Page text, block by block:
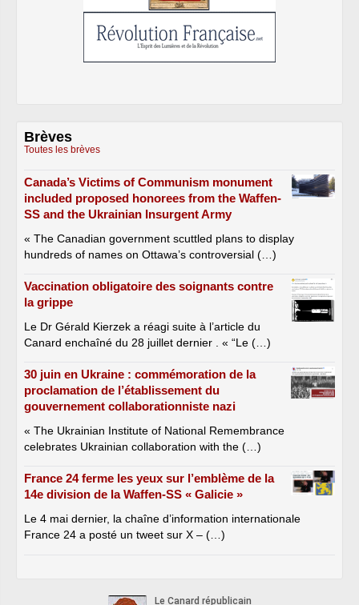
Brèves
Toutes les brèves
Canada’s Victims of Communism monument
included proposed honorees from the Waffen-
SS and the Ukrainian Insurgent Army
« The Canadian government scuttled plans to display
hundreds of names on Ottawa’s controversial (…)
Vaccination obligatoire des soignants contre
la grippe
Le Dr Gérald Kierzek a réagi suite à l’article du
Canard enchaîné du 28 juillet dernier . « “Le (…)
30 juin en Ukraine : commémoration de la
proclamation de l’établissement du
gouvernement collaborationniste nazi
« The Ukrainian Institute of National Remembrance
celebrates Ukrainian collaboration with the (…)
France 24 ferme les yeux sur l’emblème de la
14e division de la Waffen-SS « Galicie »
Le 4 mai dernier, la chaîne d’information internationale
France 24 a posté un tweet sur X – (…)